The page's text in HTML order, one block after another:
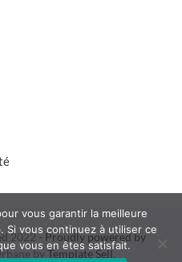
2022- Proudly powered by
byTemplate Sell.
vous garantir la meilleure
vous continuez à utiliser ce
vous en êtes satisfait.